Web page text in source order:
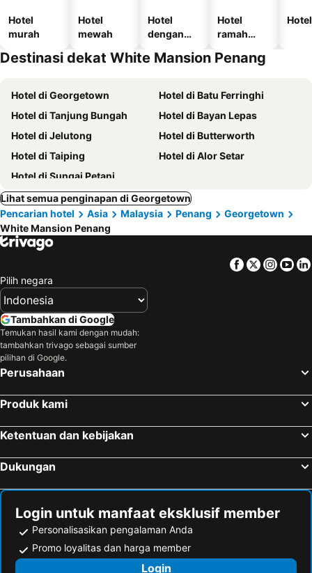
Hotel
murah
Hotel
mewah
Hotel
dengan
renang
Hotel
ramah
peliharaan
Destinasi dekat White Mansion Penang
Hotel di Georgetown
Hotel di Batu Ferringhi
Hotel di Tanjung Bungah
Hotel di Bayan Lepas
Hotel di Jelutong
Hotel di Butterworth
Hotel di Taiping
Hotel di Alor Setar
Hotel di Sungai Petani
Lihat semua penginapan di Georgetown
Pencarian hotel
Asia Malaysia Penang
Georgetown
White Mansion Penang
Facebook
Twitter
Pilih negara
Tambahkan di Google
Temukan hasil kami dengan mudah:
tambahkan trivago sebagai sumber
pilihan di Google.
Perusahaan
Produk kami
Ketentuan dan kebijakan
Dukungan
Login untuk manfaat eksklusif member
Personalisasikan pengalaman Anda
Promo loyalitas dan harga member
Login